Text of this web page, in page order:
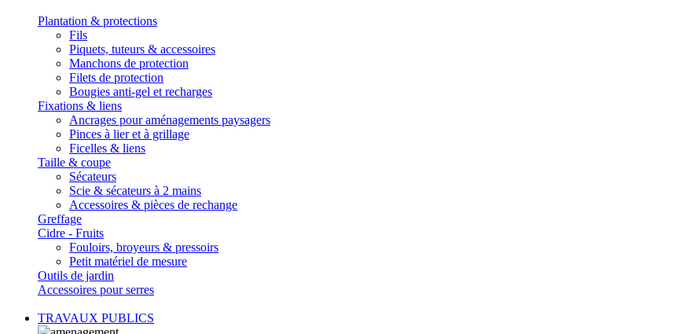
Plantation & protections
Fils
Piquets, tuteurs & accessoires
Manchons de protection
Filets de protection
Bougies anti-gel et recharges
Fixations & liens
Ancrages pour aménagements paysagers
Pinces à lier et à grillage
Ficelles & liens
Taille & coupe
Sécateurs
Scie & sécateurs à 2 mains
Accessoires & pièces de rechange
Greffage
Cidre - Fruits
Fouloirs, broyeurs & pressoirs
Petit matériel de mesure
Outils de jardin
Accessoires pour serres
TRAVAUX PUBLICS